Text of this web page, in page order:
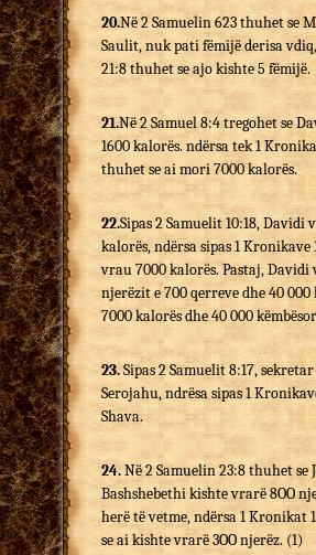
20.Në 2 Samuelin 623 thuhet se
Saulit, nuk pati fëmijë derisa
21:8 thuhet se ajo kishte 5 fëmijë.
21.Në 2 Samuel 8:4 tregohet se
1600 kalorës. ndërsa tek 1
thuhet se ai mori 7000 kalorës.
22.Sipas 2 Samuelit 10:18, Davidi
kalorës, ndërsa sipas 1 Kronikave
vrau 7000 kalorës. Pastaj, Davidi
njerëzit e 700 qerreve dhe 40 000
7000 kalorës dhe 40 000
23.Sipas 2 Samuelit 8:17,
Serojahu, ndrësa sipas 1
Shava.
24.Në 2 Samuelin 23:8 thuhet se
Bashshebethi kishte vrarë 8OO
herë të vetme, ndërsa 1 Kronikat
se ai kishte vrarë 3OO njerëz. (1)